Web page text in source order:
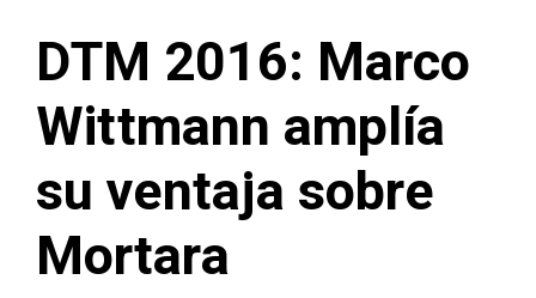
DTM 2016: Marco
Wittmann amplía
su ventaja sobre
Mortara